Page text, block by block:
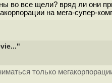
во все щели? вряд ли они
на мега-супер-
только